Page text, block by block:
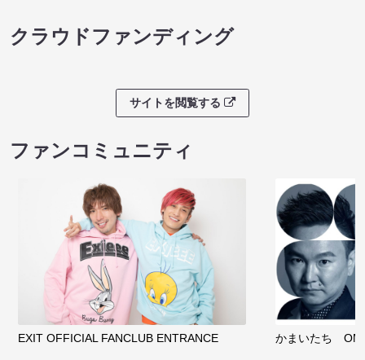
08/08 08:30 開場 09:00 開演
サイトを閲覧する
クラウドファンディング